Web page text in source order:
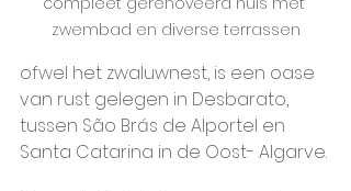
zwembad en diverse terrassen
ofwel het zwaluwnest, is een oase
van rust gelegen in Desbarato,
tussen São Brás de Alportel en
Santa Catarina in de Oost- Algarve. ​